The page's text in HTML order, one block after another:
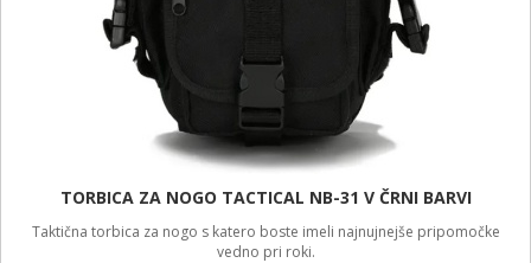
TORBICA ZA NOGO TACTICAL NB-31 V ČRNI BARVI
Taktična torbica za nogo s katero boste imeli najnujnejše pripomočke
vedno pri roki.